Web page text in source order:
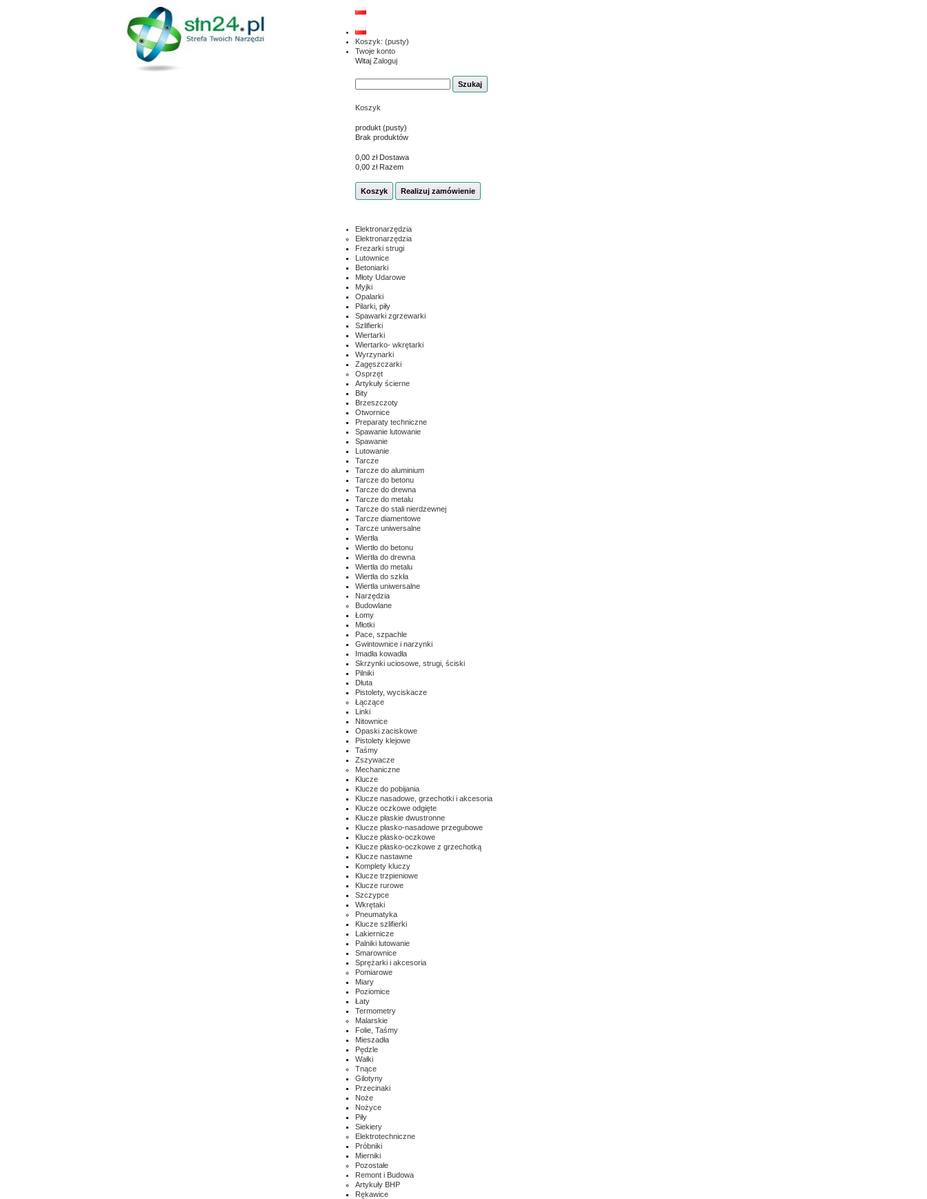
Koszyk: (pusty)
Twoje konto
Witaj Zaloguj
Koszyk
produkt (pusty)
Brak produktów
0,00 zł Dostawa
0,00 zł Razem
Koszyk Realizuj zamówienie
Elektronarzędzia
Elektronarzędzia
Frezarki strugi
Lutownice
Betoniarki
Młoty Udarowe
Myjki
Opalarki
Pilarki, piły
Spawarki zgrzewarki
Szlifierki
Wiertarki
Wiertarko- wkrętarki
Wyrzynarki
Zagęszczarki
Osprzęt
Artykuły ścierne
Bity
Brzeszczoty
Otwornice
Preparaty techniczne
Spawanie lutowanie
Spawanie
Lutowanie
Tarcze
Tarcze do aluminium
Tarcze do betonu
Tarcze do drewna
Tarcze do metalu
Tarcze do stali nierdzewnej
Tarcze diamentowe
Tarcze uniwersalne
Wiertła
Wiertło do betonu
Wiertła do drewna
Wiertła do metalu
Wiertła do szkła
Wiertła uniwersalne
Narzędzia
Budowlane
Łomy
Młotki
Pace, szpachle
Gwintownice i narzynki
Imadła kowadła
Skrzynki uciosowe, strugi, ściski
Pilniki
Dłuta
Pistolety, wyciskacze
Łączące
Linki
Nitownice
Opaski zaciskowe
Pistolety klejowe
Taśmy
Zszywacze
Mechaniczne
Klucze
Klucze do pobijania
Klucze nasadowe, grzechotki i akcesoria
Klucze oczkowe odgięte
Klucze płaskie dwustronne
Klucze płasko-nasadowe przegubowe
Klucze płasko-oczkowe
Klucze płasko-oczkowe z grzechotką
Klucze nastawne
Komplety kluczy
Klucze trzpieniowe
Klucze rurowe
Szczypce
Wkrętaki
Pneumatyka
Klucze szlifierki
Lakiernicze
Palniki lutowanie
Smarownice
Sprężarki i akcesoria
Pomiarowe
Miary
Poziomice
Łaty
Termometry
Malarskie
Folie, Taśmy
Mieszadła
Pędzle
Wałki
Tnące
Gilotyny
Przecinaki
Noże
Nożyce
Piły
Siekiery
Elektrotechniczne
Próbniki
Mierniki
Pozostałe
Remont i Budowa
Artykuły BHP
Rękawice